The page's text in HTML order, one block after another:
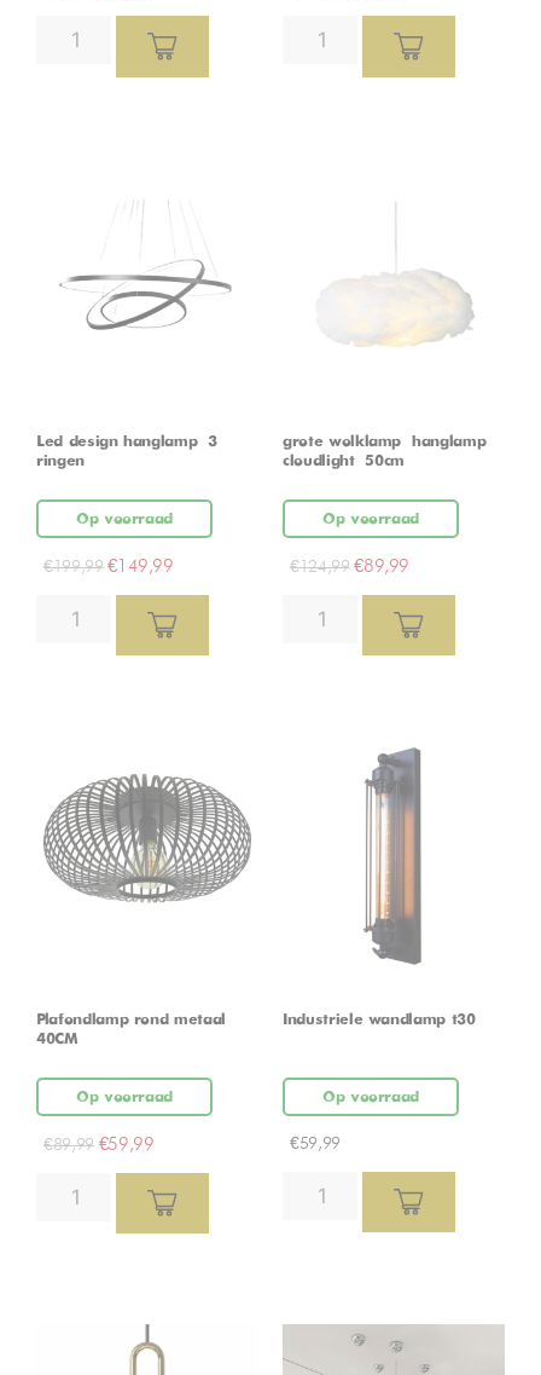
Led design hanglamp – 3
ringen
Op voorraad
€199,99 €149,99
grote wolklamp – hanglamp –
cloudlight – 50cm
Op voorraad
€124,99 €89,99
Plafondlamp rond metaal
40CM
Op voorraad
€89,99 €59,99
Industriele wandlamp t30
Op voorraad
€59,99